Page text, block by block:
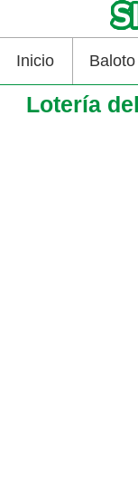
Inicio Baloto
Lotería